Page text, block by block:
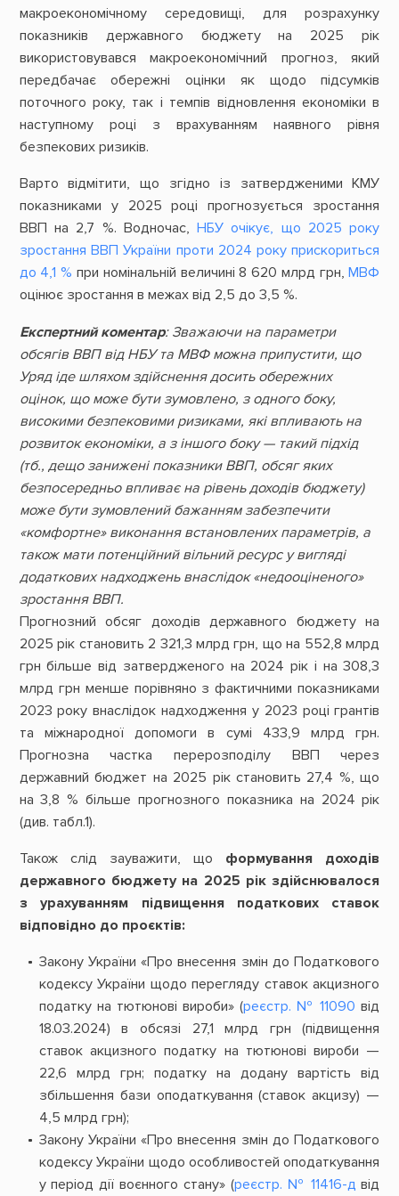
макроекономічному середовищі, для розрахунку
показників державного бюджету на 2025 рік
використовувався макроекономічний прогноз, який
передбачає обережні оцінки як щодо підсумків
поточного року, так і темпів відновлення економіки в
наступному році з врахуванням наявного рівня
безпекових ризиків.
Варто відмітити, що згідно із затвердженими КМУ
показниками у 2025 році прогнозується зростання
ВВП на 2,7 %. Водночас,НБУ очікує, що 2025 року
зростання ВВП України проти 2024 року прискориться
до 4,1 % при номінальній величині 8 620 млрд грн,МВФ
оцінює зростання в межах від 2,5 до 3,5 %.
Експертний коментар: Зважаючи на параметри
обсягів ВВП від НБУ та МВФ можна припустити, що
Уряд іде шляхом здійснення досить обережних
оцінок, що може бути зумовлено, з одного боку,
високими безпековими ризиками, які впливають на
розвиток економіки, а з іншого боку — такий підхід
(тб., дещо занижені показники ВВП, обсяг яких
безпосередньо впливає на рівень доходів бюджету)
може бути зумовлений бажанням забезпечити
«комфортне» виконання встановлених параметрів, а
також мати потенційний вільний ресурс у вигляді
додаткових надходжень внаслідок «недооціненого»
зростання ВВП.
Прогнозний обсяг доходів державного бюджету на
2025 рік становить 2 321,3 млрд грн, що на 552,8 млрд
грн більше від затвердженого на 2024 рік і на 308,3
млрд грн менше порівняно з фактичними показниками
2023 року внаслідок надходження у 2023 році грантів
та міжнародної допомоги в сумі 433,9 млрд грн.
Прогнозна частка перерозподілу ВВП через
державний бюджет на 2025 рік становить 27,4 %, що
на 3,8 % більше прогнозного показника на 2024 рік
(див. табл.1).
Також слід зауважити, що формування доходів
державного бюджету на 2025 рік здійснювалося
з урахуванням підвищення податкових ставок
відповідно до проєктів:
Закону України «Про внесення змін до Податкового
кодексу України щодо перегляду ставок акцизного
податку на тютюнові вироби» (реєстр. № 11090 від
18.03.2024) в обсязі 27,1 млрд грн (підвищення
ставок акцизного податку на тютюнові вироби —
22,6 млрд грн; податку на додану вартість від
збільшення бази оподаткування (ставок акцизу) —
4,5 млрд грн);
Закону України «Про внесення змін до Податкового
кодексу України щодо особливостей оподаткування
у період дії воєнного стану» (реєстр. № 11416-д від